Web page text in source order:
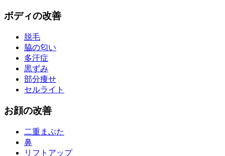
ボディの改善
脱毛
脇の匂い
多汗症
黒ずみ
部分痩せ
セルライト
お顔の改善
二重まぶた
鼻
リフトアップ